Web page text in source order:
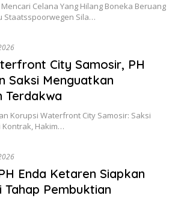
Celana Yang Hilang Boneka Beruang
Staatsspoorwegen Sila…
City Samosir, PH
Saksi Menguatkan
Terdakwa
Korupsi Waterfront City Samosir: Saksi
Kontrak, Hakim…
Enda Ketaren Siapkan
Pembuktian